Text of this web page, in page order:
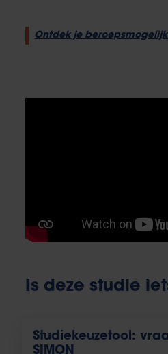
Ontdek je
Is deze studie
Studiekeuzetool:
SIMON